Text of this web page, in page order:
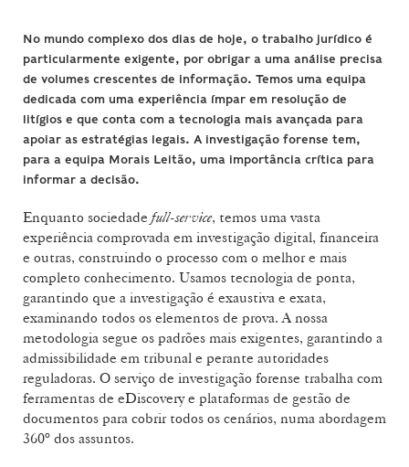
No mundo complexo dos dias de hoje, o trabalho jurídico é
particularmente exigente, por obrigar a uma análise precisa
de volumes crescentes de informação. Temos uma equipa
dedicada com uma experiência ímpar em resolução de
litígios e que conta com a tecnologia mais avançada para
apoiar as estratégias legais. A investigação forense tem,
para a equipa Morais Leitão, uma importância crítica para
informar a decisão.
Enquanto sociedade full-service, temos uma vasta
experiência comprovada em investigação digital, financeira
e outras, construindo o processo com o melhor e mais
completo conhecimento. Usamos tecnologia de ponta,
garantindo que a investigação é exaustiva e exata,
examinando todos os elementos de prova. A nossa
metodologia segue os padrões mais exigentes, garantindo a
admissibilidade em tribunal e perante autoridades
reguladoras. O serviço de investigação forense trabalha com
ferramentas de eDiscovery e plataformas de gestão de
documentos para cobrir todos os cenários, numa abordagem
360º dos assuntos.